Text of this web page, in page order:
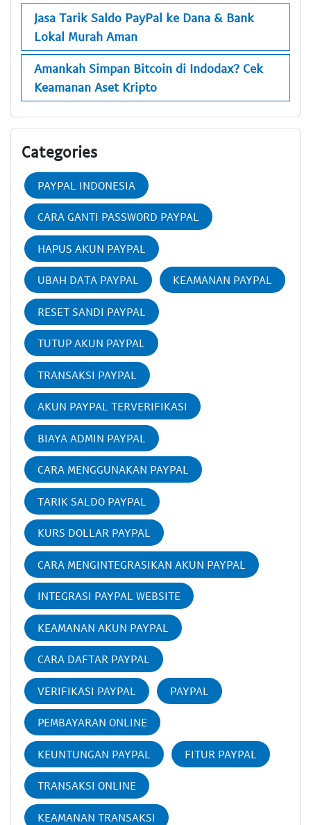
Jasa Tarik Saldo PayPal ke Dana & Bank
Lokal Murah Aman
Amankah Simpan Bitcoin di Indodax? Cek
Keamanan Aset Kripto
Categories
PAYPAL INDONESIA
CARA GANTI PASSWORD PAYPAL
HAPUS AKUN PAYPAL
UBAH DATA PAYPAL KEAMANAN PAYPAL
RESET SANDI PAYPAL
TUTUP AKUN PAYPAL
TRANSAKSI PAYPAL
AKUN PAYPAL TERVERIFIKASI
BIAYA ADMIN PAYPAL
CARA MENGGUNAKAN PAYPAL
TARIK SALDO PAYPAL
KURS DOLLAR PAYPAL
CARA MENGINTEGRASIKAN AKUN PAYPAL
INTEGRASI PAYPAL WEBSITE
KEAMANAN AKUN PAYPAL
CARA DAFTAR PAYPAL
VERIFIKASI PAYPAL PAYPAL
PEMBAYARAN ONLINE
KEUNTUNGAN PAYPAL FITUR PAYPAL
TRANSAKSI ONLINE
KEAMANAN TRANSAKSI